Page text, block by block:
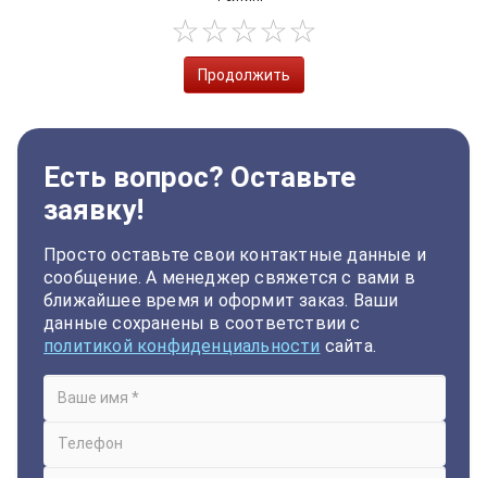
Продолжить
Есть вопрос? Оставьте
заявку!
Просто оставьте свои контактные данные и
сообщение. А менеджер свяжется с вами в
ближайшее время и оформит заказ. Ваши
данные сохранены в соответствии с
политикой конфиденциальности сайта.